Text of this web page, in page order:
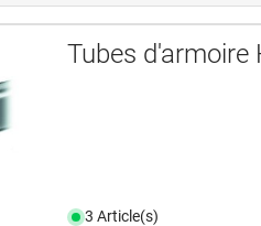
Tubes d'armoire
3 Article(s)